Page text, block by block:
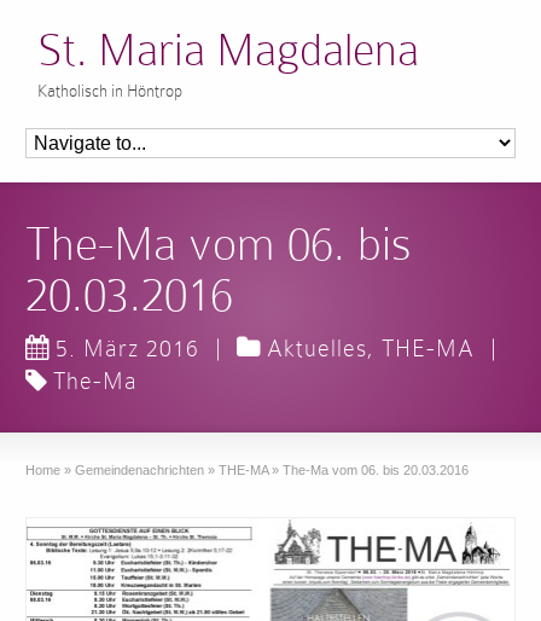
St. Maria Magdalena
Katholisch in Höntrop
The-Ma vom 06. bis
20.03.2016
5. März 2016 | Aktuelles,THE-MA
|
The-Ma
Home » Gemeindenachrichten » THE-MA » The-Ma vom 06. bis 20.03.2016